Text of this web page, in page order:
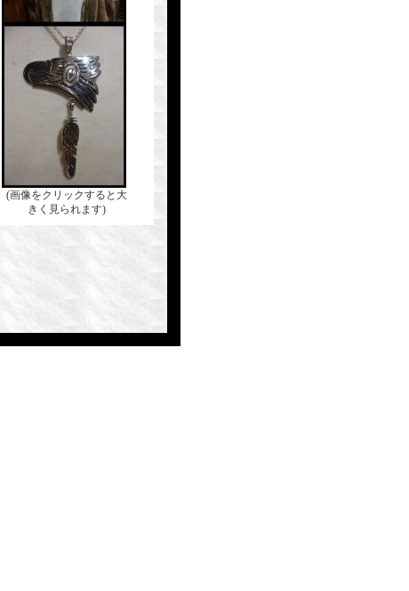
(画像をクリックすると大
きく見られます)